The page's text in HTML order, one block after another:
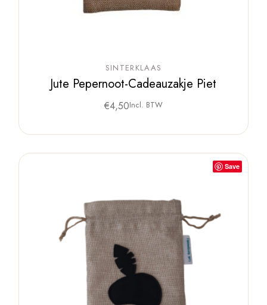
SINTERKLAAS
Jute Pepernoot-Cadeauzakje Piet
€4,50Incl. BTW
Save